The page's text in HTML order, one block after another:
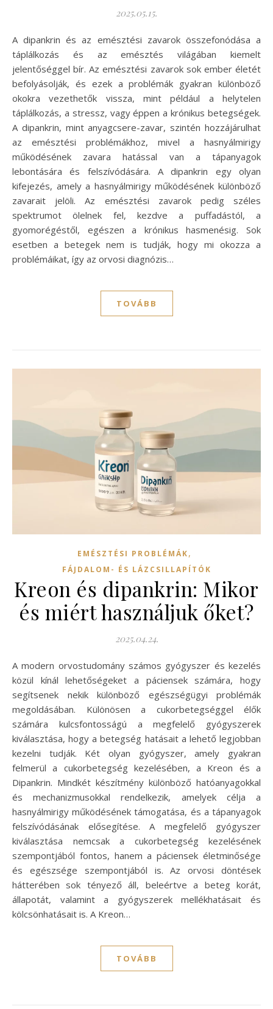
2025.05.15.
A dipankrin és az emésztési zavarok összefonódása a
táplálkozás és az emésztés világában kiemelt
jelentőséggel bír. Az emésztési zavarok sok ember életét
befolyásolják, és ezek a problémák gyakran különböző
okokra vezethetők vissza, mint például a helytelen
táplálkozás, a stressz, vagy éppen a krónikus betegségek.
A dipankrin, mint anyagcsere-zavar, szintén hozzájárulhat
az emésztési problémákhoz, mivel a hasnyálmirigy
működésének zavara hatással van a tápanyagok
lebontására és felszívódására. A dipankrin egy olyan
kifejezés, amely a hasnyálmirigy működésének különböző
zavarait jelöli. Az emésztési zavarok pedig széles
spektrumot ölelnek fel, kezdve a puffadástól, a
gyomorégéstől, egészen a krónikus hasmenésig. Sok
esetben a betegek nem is tudják, hogy mi okozza a
problémáikat, így az orvosi diagnózis…
TOVÁBB
EMÉSZTÉSI PROBLÉMÁK,
FÁJDALOM- ÉS LÁZCSILLAPÍTÓK
Kreon és dipankrin: Mikor
és miért használjuk őket?
2025.04.24.
A modern orvostudomány számos gyógyszer és kezelés
közül kínál lehetőségeket a páciensek számára, hogy
segítsenek nekik különböző egészségügyi problémák
megoldásában. Különösen a cukorbetegséggel élők
számára kulcsfontosságú a megfelelő gyógyszerek
kiválasztása, hogy a betegség hatásait a lehető legjobban
kezelni tudják. Két olyan gyógyszer, amely gyakran
felmerül a cukorbetegség kezelésében, a Kreon és a
Dipankrin. Mindkét készítmény különböző hatóanyagokkal
és mechanizmusokkal rendelkezik, amelyek célja a
hasnyálmirigy működésének támogatása, és a tápanyagok
felszívódásának elősegítése. A megfelelő gyógyszer
kiválasztása nemcsak a cukorbetegség kezelésének
szempontjából fontos, hanem a páciensek életminősége
és egészsége szempontjából is. Az orvosi döntések
hátterében sok tényező áll, beleértve a beteg korát,
állapotát, valamint a gyógyszerek mellékhatásait és
kölcsönhatásait is. A Kreon…
TOVÁBB